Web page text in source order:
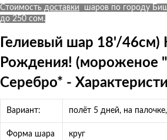
Стоимость доставки шаров по городу
до 250 сом.
Гелиевый шар 18'/46см)
Рождения! (мороженое
Серебро* -
Вариант: полёт 5 дней, на
Форма шара круг